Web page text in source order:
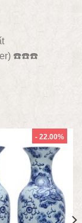
☎️☎️☎️
- 22.00%